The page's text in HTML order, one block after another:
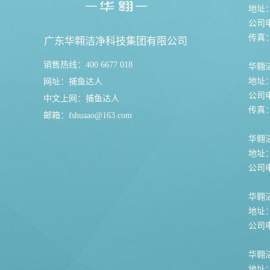
广东华翱洁净科技集团有限公司
销售热线：400 6677 018
网址： 捕鱼达人
中文上网： 捕鱼达人
邮箱： fshuaao@163.com
地址
公司
传真
华翱
地址
公司
传真
华翱
地址
公司
华翱
地址
公司
华翱